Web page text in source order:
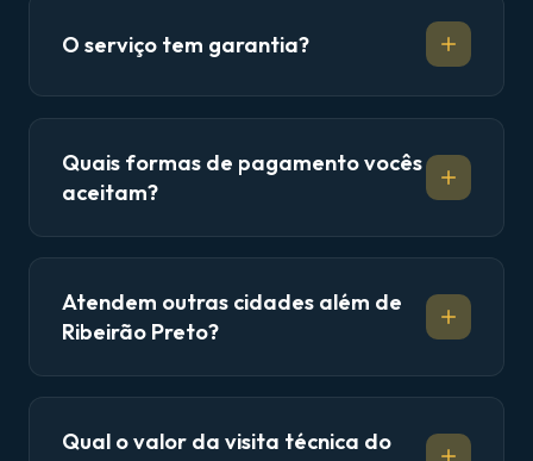
O serviço tem garantia?
Quais formas de pagamento vocês
aceitam?
Atendem outras cidades além de
Ribeirão Preto?
Qual o valor da visita técnica do